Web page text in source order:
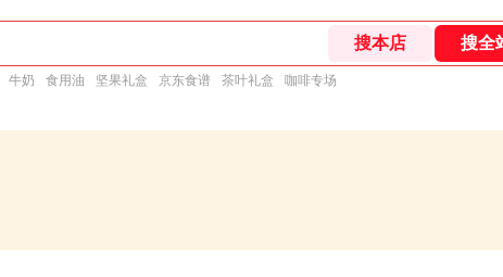
牛奶 食用油 坚果礼盒 京东食谱 茶叶礼盒 咖啡专场